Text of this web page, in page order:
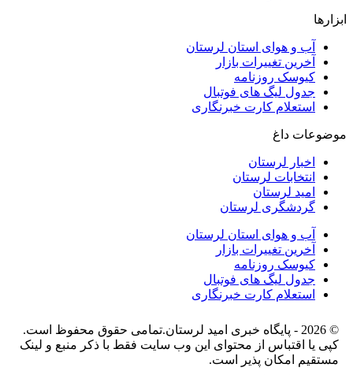
ابزارها
آب و هوای استان لرستان
آخرین تغییرات بازار
کیوسک روزنامه
جدول لیگ های فوتبال
استعلام کارت خبرنگاری
موضوعات داغ
اخبار لرستان
انتخابات لرستان
امید لرستان
گردشگری لرستان
آب و هوای استان لرستان
آخرین تغییرات بازار
کیوسک روزنامه
جدول لیگ های فوتبال
استعلام کارت خبرنگاری
© 2026 - پایگاه خبری اميد لرستان.تمامی حقوق محفوظ است.
کپی یا اقتباس از محتوای این وب سایت فقط با ذکر منبع و لینک
مستقیم امکان پذیر است.